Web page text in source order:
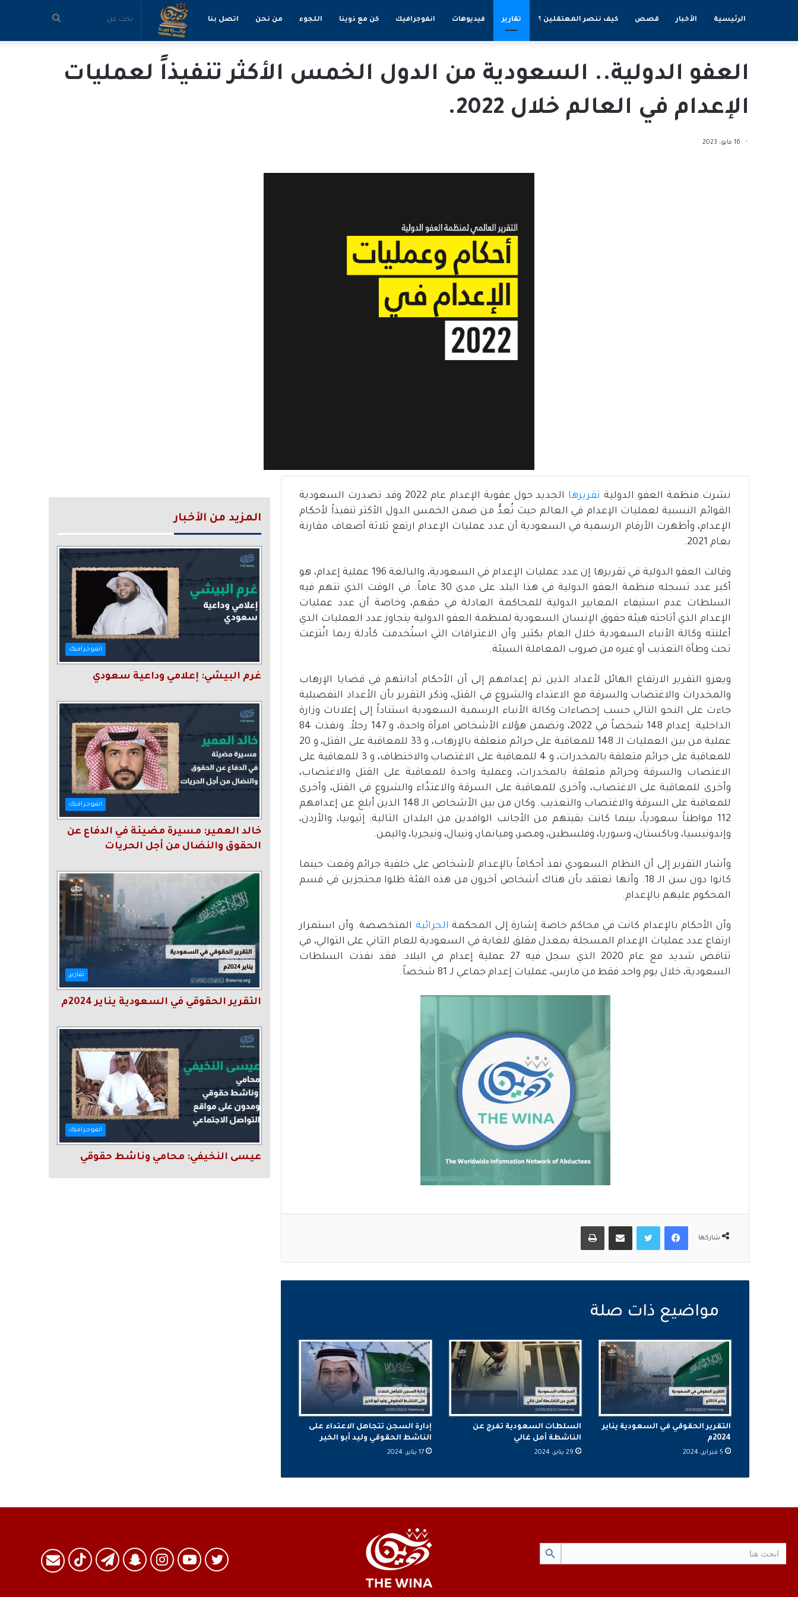
الرئيسية الأخبار قصص كيف ننصر المعتقلين ؟ تقارير فيديوهات انفوجرافيك كن مع ذوينا اللجوء من نحن اتصل بنا بحث
العفو الدولية.. السعودية من الدول الخمس الأكثر تنفيذاً لعمليات
الإعدام في العالم خلال 2022.
16 مايو، 2023
نشرت منظمة العفو الدولية تقريرها
الجديد حول عقوبة الإعدام عام 2022 وقد تصدرت السعودية
القوائم النسبية لعمليات الإعدام في العالم حيث تُعدُّ من ضمن الخمس الدول الأكثر تنفيذاً لأحكام
الإعدام، وأظهرت الأرقام الرسمية في السعودية أن عدد عمليات الإعدام ارتفع ثلاثة أضعاف مقارنة
بعام 2021.
وقالت العفو الدولية في تقريرها إن عدد عمليات الإعدام في السعودية، والبالغة 196 عملية إعدام، هو
أكبر عدد تسجله منظمة العفو الدولية في هذا البلد على مدى 30 عاماً. في الوقت الذي تتهم فيه
السلطات عدم استيفاء المعايير الدولية للمحاكمة العادلة في حقهم، وخاصة أن عدد عمليات
الإعدام الذي أتاحته هيئة حقوق الإنسان السعودية لمنظمة العفو الدولية يتجاوز عدد العمليات الذي
أعلنته وكالة الأنباء السعودية خلال العام بكثير. وأن الاعترافات التي استُخدمت كأدلة ربما انُتزعت
تحت وطأة التعذيب أو غيره من ضروب المعاملة السيئة.
ويعزو التقرير الارتفاع الهائل لأعداد الذين تم إعدامهم إلى أن الأحكام أدانتهم في قضايا الإرهاب
والمخدرات والاغتصاب والسرقة مع الاعتداء والشروع في القتل، وذكر التقرير بأن الأعداد التفصيلية
جاءت على النحو التالي حسب إحصاءات وكالة الأنباء الرسمية السعودية استناداً إلى إعلانات وزارة
الداخلية: إعدام 148 شخصاً في 2022، وتضمن هؤلاء الأشخاص امرأة واحدة، و 147 رجلاً. ونفذت 84
عملية من بين العمليات الـ 148 للمعاقبة على جرائم متعلقة بالإرهاب، و 33 للمعاقبة على القتل، و 20
للمعاقبة على جرائم متعلقة بالمخدرات، و 4 للمعاقبة على الاغتصاب والاختطاف، و 3 للمعاقبة على
الاغتصاب والسرقة وجرائم متعلقة بالمخدرات، وعملية واحدة للمعاقبة على القتل والاغتصاب،
وأخرى للمعاقبة على الاغتصاب، وأخرى للمعاقبة على السرقة والاعتدُاء والشروع في القتل، وأخرى
للمعاقبة على السرقة والاغتصاب والتعذيب. وكان من بين الأشخاص الـ 148 الذين أبلغ عن إعدامهم
112 مواطناً سعودياً، بينما كانت بقيتهم من الأجانب الوافدين من البلدان التالية: إثيوبيا، والأردن،
وإندونيسيا، وباكستان، وسوريا، وفلسطين، ومصر، وميانمار، ونيبال، ونيجريا، واليمن.
وأشار التقرير إلى أن النظام السعودي نفذ أحكاماً بالإعدام لأشخاص على خلفية جرائم وقعت حينما
كانوا دون سن الـ 18. وأنها تعتقد بأن هناك أشخاص آخرون من هذه الفئة ظلوا محتجزين في قسم
المحكوم عليهم بالإعدام.
وأن الأحكام بالإعدام كانت في محاكم خاصة إشارة إلى المحكمة الجزائية المتخصصة. وأن استمرار
ارتفاع عدد عمليات الإعدام المسجلة بمعدل مقلق للغاية في السعودية للعام الثاني على التوالي، في
تناقض شديد مع عام 2020 الذي سجل فيه 27 عملية إعدام في البلاد. فقد نفذت السلطات
السعودية، خلال يوم واحد فقط من مارس، عمليات إعدام جماعي لـ 81 شخصاً.
شاركها
فيسبوكتويتر مشاركة عبر البريد طباعة
التقرير الحقوقي في السعودية يناير
2024م
5 فبراير، 2024
السلطات السعودية تفرج عن
الناشطة أمل غالي
29 يناير، 2024
إدارة السجن تتجاهل الاعتداء على
الناشط الحقوقي وليد أبو الخير
17 يناير، 2024
المزيد من الأخبار
انفوجرافيك
غرم البيشي: إعلامي وداعية سعودي
انفوجرافيك
خالد العمير: مسيرة مضيئة في الدفاع عن
الحقوق والنضال من أجل الحريات
تقارير
التقرير الحقوقي في السعودية يناير 2024م
انفوجرافيك
عيسى النخيفي: محامي وناشط حقوقي
Search Button
تويتر يوتيوبانستقرام
سنابتيلقرامTikTokالبريد